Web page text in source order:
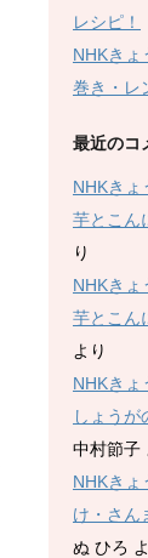
レシピ！
NHKきょ
巻き・レ
最近のコ
NHKきょ
芋とこん
り
NHKきょ
芋とこん
より
NHKきょ
しょうが
中村節子
NHKきょ
け・さん
ぬ ひろ